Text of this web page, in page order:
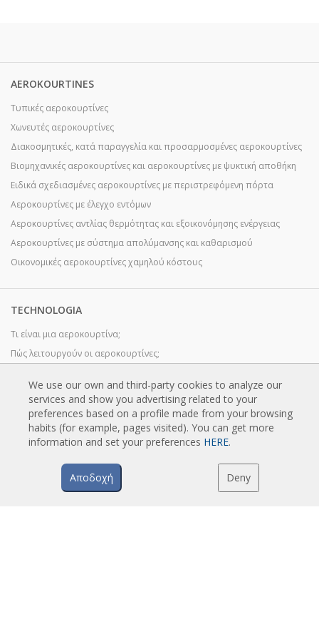
AEROKOURTINES
Τυπικές αεροκουρτίνες
Χωνευτές αεροκουρτίνες
Διακοσμητικές, κατά παραγγελία και προσαρμοσμένες αεροκουρτίνες
Βιομηχανικές αεροκουρτίνες και αεροκουρτίνες με ψυκτική αποθήκη
Ειδικά σχεδιασμένες αεροκουρτίνες με περιστρεφόμενη πόρτα
Αεροκουρτίνες με έλεγχο εντόμων
Αεροκουρτίνες αντλίας θερμότητας και εξοικονόμησης ενέργειας
Αεροκουρτίνες με σύστημα απολύμανσης και καθαρισμού
Οικονομικές αεροκουρτίνες χαμηλού κόστους
TECHNOLOGIA
Τι είναι μια αεροκουρτίνα;
Πώς λειτουργούν οι αεροκουρτίνες;
Αεροκουρτίνες με αντλία θερμότητας
Αεροκουρτίνες EC
Αεροκουρτίνες Airtècnics
We use our own and third-party cookies to analyze our
services and show you advertising related to your
preferences based on a profile made from your browsing
habits (for example, pages visited). You can get more
information and set your preferences HERE.
Αποδοχή Deny